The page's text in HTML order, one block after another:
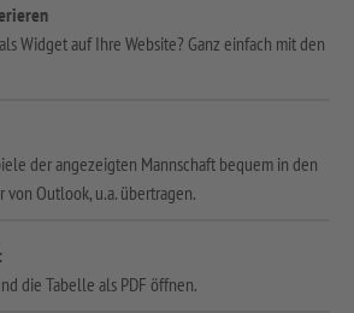
Widget auf Ihre Website? Ganz einfach mit den
der angezeigten Mannschaft bequem in den
Outlook, u.a. übertragen.
die Tabelle als PDF öffnen.